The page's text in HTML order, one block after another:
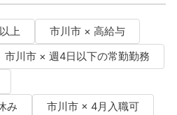
上
市川市 × 高給与
市川市 × 週4日以下の常勤勤務
み
市川市 × 4月入職可